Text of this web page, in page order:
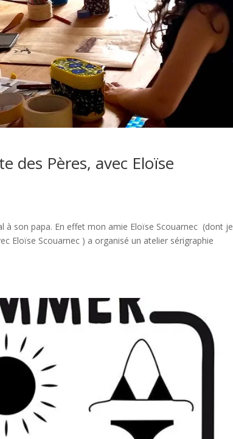
des Pères, avec Eloïse
à son papa. En effet mon amie Eloïse Scouarnec (dont je
Eloïse Scouarnec ) a organisé un atelier sérigraphie